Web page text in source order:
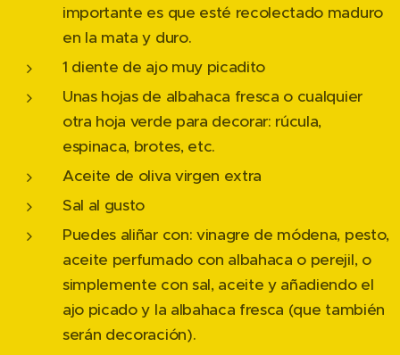
importante es que esté recolectado maduro
en la mata y duro.
1 diente de ajo muy picadito
Unas hojas de albahaca fresca o cualquier
otra hoja verde para decorar: rúcula,
espinaca, brotes, etc.
Aceite de oliva virgen extra
Sal al gusto
Puedes aliñar con: vinagre de módena, pesto,
aceite perfumado con albahaca o perejil, o
simplemente con sal, aceite y añadiendo el
ajo picado y la albahaca fresca (que también
serán decoración).